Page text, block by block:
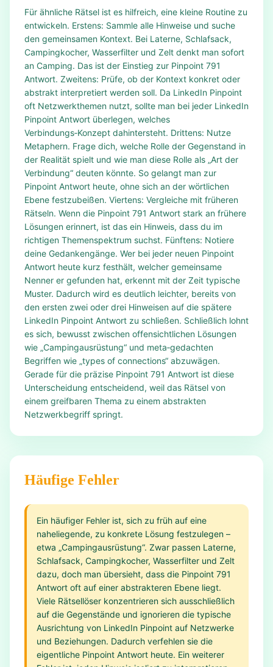
Für ähnliche Rätsel ist es hilfreich, eine kleine Routine zu
entwickeln. Erstens: Sammle alle Hinweise und suche
den gemeinsamen Kontext. Bei Laterne, Schlafsack,
Campingkocher, Wasserfilter und Zelt denkt man sofort
an Camping. Das ist der Einstieg zur Pinpoint 791
Antwort. Zweitens: Prüfe, ob der Kontext konkret oder
abstrakt interpretiert werden soll. Da LinkedIn Pinpoint
oft Netzwerkthemen nutzt, sollte man bei jeder LinkedIn
Pinpoint Antwort überlegen, welches
Verbindungs‑Konzept dahintersteht. Drittens: Nutze
Metaphern. Frage dich, welche Rolle der Gegenstand in
der Realität spielt und wie man diese Rolle als „Art der
Verbindung“ deuten könnte. So gelangt man zur
Pinpoint Antwort heute, ohne sich an der wörtlichen
Ebene festzubeißen. Viertens: Vergleiche mit früheren
Rätseln. Wenn die Pinpoint 791 Antwort stark an frühere
Lösungen erinnert, ist das ein Hinweis, dass du im
richtigen Themenspektrum suchst. Fünftens: Notiere
deine Gedankengänge. Wer bei jeder neuen Pinpoint
Antwort heute kurz festhält, welcher gemeinsame
Nenner er gefunden hat, erkennt mit der Zeit typische
Muster. Dadurch wird es deutlich leichter, bereits von
den ersten zwei oder drei Hinweisen auf die spätere
LinkedIn Pinpoint Antwort zu schließen. Schließlich lohnt
es sich, bewusst zwischen offensichtlichen Lösungen
wie „Campingausrüstung“ und meta‑gedachten
Begriffen wie „types of connections“ abzuwägen.
Gerade für die präzise Pinpoint 791 Antwort ist diese
Unterscheidung entscheidend, weil das Rätsel von
einem greifbaren Thema zu einem abstrakten
Netzwerkbegriff springt.
Häufige Fehler
Ein häufiger Fehler ist, sich zu früh auf eine
naheliegende, zu konkrete Lösung festzulegen –
etwa „Campingausrüstung“. Zwar passen Laterne,
Schlafsack, Campingkocher, Wasserfilter und Zelt
dazu, doch man übersieht, dass die Pinpoint 791
Antwort oft auf einer abstrakteren Ebene liegt.
Viele Rätsellöser konzentrieren sich ausschließlich
auf die Gegenstände und ignorieren die typische
Ausrichtung von LinkedIn Pinpoint auf Netzwerke
und Beziehungen. Dadurch verfehlen sie die
eigentliche Pinpoint Antwort heute. Ein weiterer